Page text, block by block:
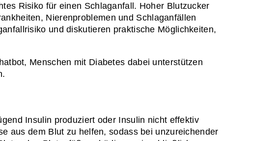
Risiko für einen Schlaganfall. Hoher Blutzucker
Nierenproblemen und Schlaganfällen
und diskutieren praktische Möglichkeiten,
Menschen mit Diabetes dabei unterstützen
Insulin produziert oder Insulin nicht effektiv
aus dem Blut zu helfen, sodass bei unzureichender